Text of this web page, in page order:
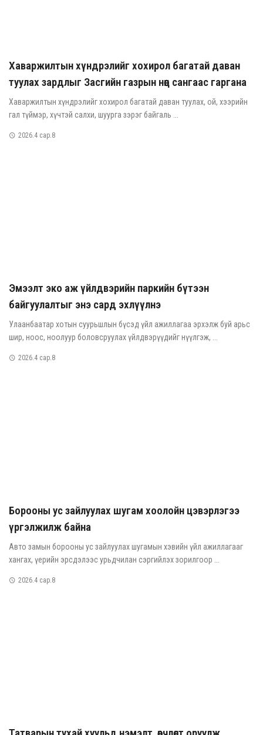
Хаваржилтын хүндрэлийг хохирол багатай даван
туулах зардлыг Засгийн газрын нөөц сангаас гаргана
Хаваржилтын хүндрэлийг хохирол багатай даван туулах, ой, хээрийн
гал түймэр, хүчтэй салхи, шуурга зэрэг байгаль ...
2026.4 сар.8
Эмээлт эко аж үйлдвэрийн паркийн бүтээн
байгуулалтыг энэ сард эхлүүлнэ
Улаанбаатар хотын суурьшлын бүсэд үйл ажиллагаа эрхэлж буй арьс
шир, ноос, ноолуур боловсруулах үйлдвэрүүдийг нүүлгэж, ...
2026.4 сар.8
Борооны ус зайлуулах шугам хоолойн цэвэрлэгээ
үргэлжилж байна
Авто замын борооны ус зайлуулах шугамын хэвийн үйл ажиллагааг
хангах, үерийн эрсдэлээс урьдчилан сэргийлэх зорилгоор ...
2026.4 сар.8